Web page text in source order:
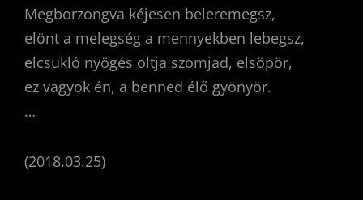
Megborzongva kéjesen beleremegsz,
elönt a melegség a mennyekben lebegsz,
elcsukló nyögés oltja szomjad, elsöpör,
ez vagyok én, a benned élő gyönyör.
…
(2018.03.25)